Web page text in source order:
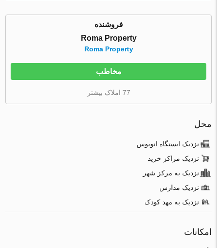
فروشنده
Roma Property
Roma Property
مخاطب
77 املاک بیشتر
محل
نزدیک ایستگاه اتوبوس
نزدیک مراکز خرید
نزدیک به مرکز شهر
نزدیک مدارس
نزدیک به مهد کودک
امکانات